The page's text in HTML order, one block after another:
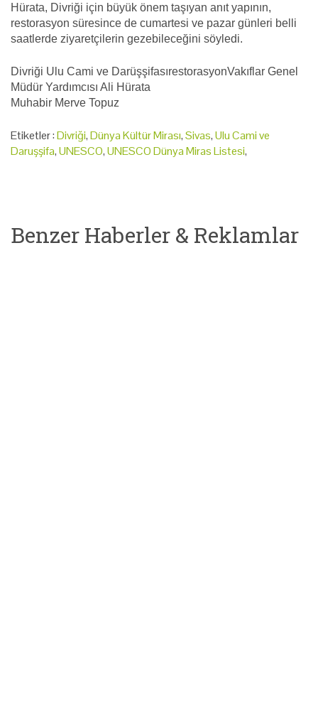
Hürata, Divriği için büyük önem taşıyan anıt yapının,
restorasyon süresince de cumartesi ve pazar günleri belli
saatlerde ziyaretçilerin gezebileceğini söyledi.
Divriği Ulu Cami ve DarüşşifasırestorasyonVakıflar Genel
Müdür Yardımcısı Ali Hürata
Muhabir Merve Topuz
Etiketler :Divriği,Dünya Kültür Mirası,Sivas,Ulu Cami ve
Daruşşifa,UNESCO,UNESCO Dünya Miras Listesi,
Benzer Haberler & Reklamlar